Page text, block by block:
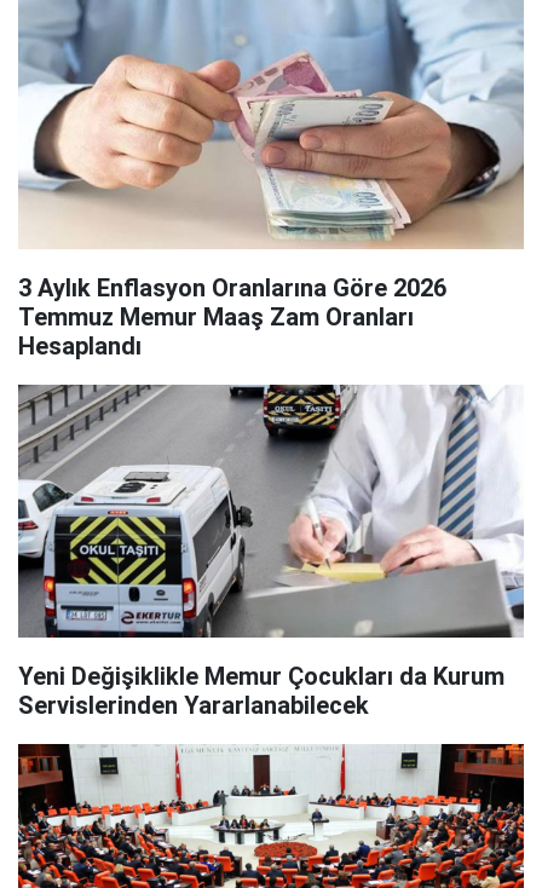
3 Aylık Enflasyon Oranlarına Göre 2026
Temmuz Memur Maaş Zam Oranları
Hesaplandı
Yeni Değişiklikle Memur Çocukları da Kurum
Servislerinden Yararlanabilecek